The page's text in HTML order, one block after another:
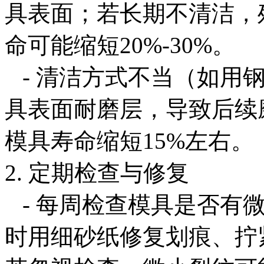
具表面；若长期不清洁
命可能缩短20%-30%。
- 清洁方式不当（如用
具表面耐磨层，导致后
模具寿命缩短15%左右。
2. 定期检查与修复
- 每周检查模具是否有
时用细砂纸修复划痕、